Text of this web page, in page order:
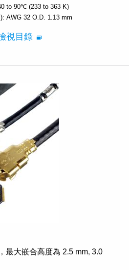
to 90℃ (233 to 363 K)
AWG 32 O.D. 1.13 mm
視目錄
最大嵌合高度為 2.5 mm, 3.0